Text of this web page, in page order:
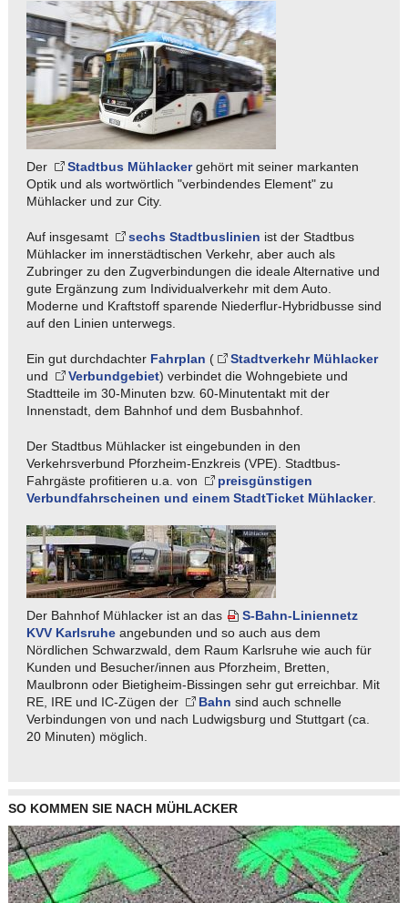
Der Stadtbus Mühlackergehört mit seiner markanten
Optik und als wortwörtlich "verbindendes Element" zu
Mühlacker und zur City.
Auf insgesamt sechs Stadtbuslinien ist der Stadtbus
Mühlacker im innerstädtischen Verkehr, aber auch als
Zubringer zu den Zugverbindungen die ideale Alternative und
gute Ergänzung zum Individualverkehr mit dem Auto.
Moderne und Kraftstoff sparende Niederflur-Hybridbusse sind
auf den Linien unterwegs.
Ein gut durchdachter Fahrplan (
Stadtverkehr Mühlacker
und
Verbundgebiet) verbindet die Wohngebiete und
Stadtteile im 30-Minuten bzw. 60-Minutentakt mit der
Innenstadt, dem Bahnhof und dem Busbahnhof.
Der Stadtbus Mühlacker ist eingebunden in den
Verkehrsverbund Pforzheim-Enzkreis (VPE). Stadtbus-
Fahrgäste profitieren u.a. von
preisgünstigen
Verbundfahrscheinen und einem StadtTicket Mühlacker.
Der Bahnhof Mühlacker ist an das
S-Bahn-Liniennetz
KVV Karlsruheangebunden und so auch aus dem
Nördlichen Schwarzwald, dem Raum Karlsruhe wie auch für
Kunden und Besucher/innen aus Pforzheim, Bretten,
Maulbronn oder Bietigheim-Bissingen sehr gut erreichbar. Mit
RE, IRE und IC-Zügen der
Bahn sind auch schnelle
Verbindungen von und nach Ludwigsburg und Stuttgart (ca.
20 Minuten) möglich.
SO KOMMEN SIE NACH MÜHLACKER